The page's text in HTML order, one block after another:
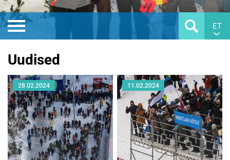
ET
Uudised
28.02.2024 11.02.2024